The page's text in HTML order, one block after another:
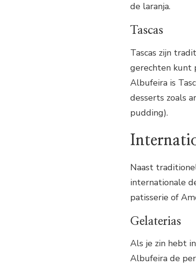
de laranja.
Tascas
Tascas zijn
gerechten kunt
Albufeira is
desserts zoals
pudding).
Naast
internationale
patisserie of
Gelaterias
Als je zin hebt
Albufeira de